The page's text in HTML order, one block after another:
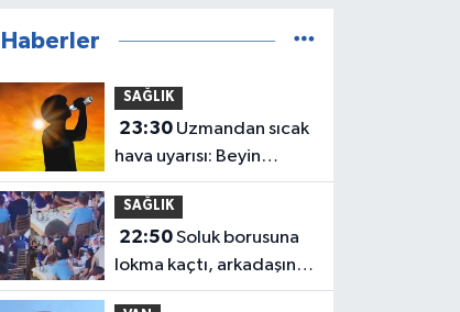
Haberler
SAĞLIK
23:30Uzmandan sıcak
hava uyarısı: Beyin
sağlığını da tehdit
ediyor
SAĞLIK
22:50Soluk borusuna
lokma kaçtı, arkadaşının
Heimlich manevrası